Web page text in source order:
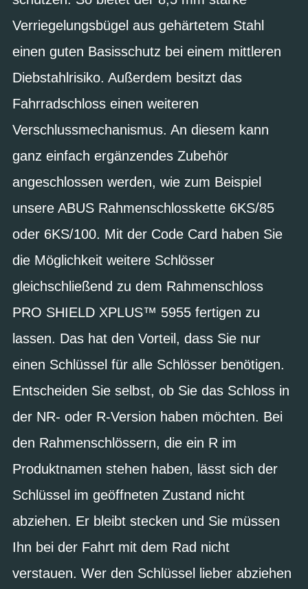
Verriegelungsbügel aus gehärtetem Stahl
einen guten Basisschutz bei einem mittleren
Diebstahlrisiko. Außerdem besitzt das
Fahrradschloss einen weiteren
Verschlussmechanismus. An diesem kann
ganz einfach ergänzendes Zubehör
angeschlossen werden, wie zum Beispiel
unsere ABUS Rahmenschlosskette 6KS/85
oder 6KS/100. Mit der Code Card haben Sie
die Möglichkeit weitere Schlösser
gleichschließend zu dem Rahmenschloss
PRO SHIELD XPLUS™ 5955 fertigen zu
lassen. Das hat den Vorteil, dass Sie nur
einen Schlüssel für alle Schlösser benötigen.
Entscheiden Sie selbst, ob Sie das Schloss in
der NR- oder R-Version haben möchten. Bei
den Rahmenschlössern, die ein R im
Produktnamen stehen haben, lässt sich der
Schlüssel im geöffneten Zustand nicht
abziehen. Er bleibt stecken und Sie müssen
Ihn bei der Fahrt mit dem Rad nicht
verstauen. Wer den Schlüssel lieber abziehen